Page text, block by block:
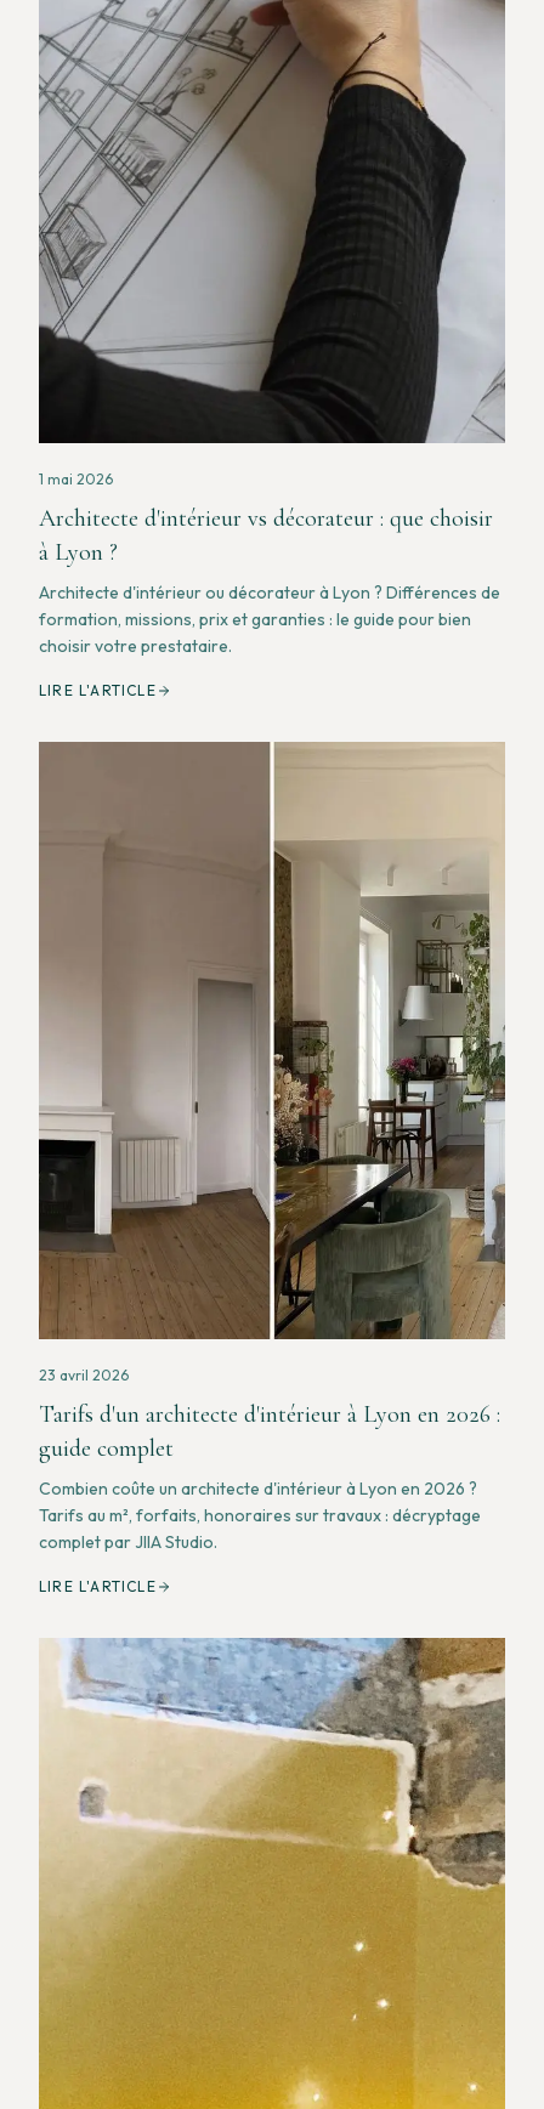
1 mai 2026
Architecte d'intérieur vs décorateur : que choisir
à Lyon ?
Architecte d'intérieur ou décorateur à Lyon ? Différences de
formation, missions, prix et garanties : le guide pour bien
choisir votre prestataire.
LIRE L'ARTICLE
23 avril 2026
Tarifs d'un architecte d'intérieur à Lyon en 2026 :
guide complet
Combien coûte un architecte d'intérieur à Lyon en 2026 ?
Tarifs au m², forfaits, honoraires sur travaux : décryptage
complet par JIIA Studio.
LIRE L'ARTICLE